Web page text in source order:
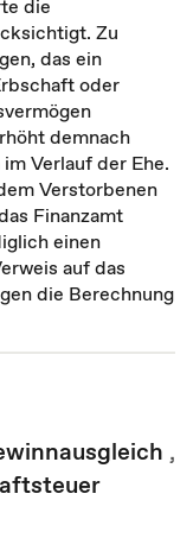
die
Zu
das ein
oder
demnach
Verlauf der Ehe.
Verstorbenen
Finanzamt
einen
auf das
die Berechnung
,